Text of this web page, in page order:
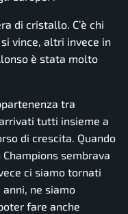
di cristallo. C’è chi
vince, altri invece in
è stata molto
tra
tutti insieme a
di crescita. Quando
sembrava
ci siamo tornati
ne siamo
fare anche